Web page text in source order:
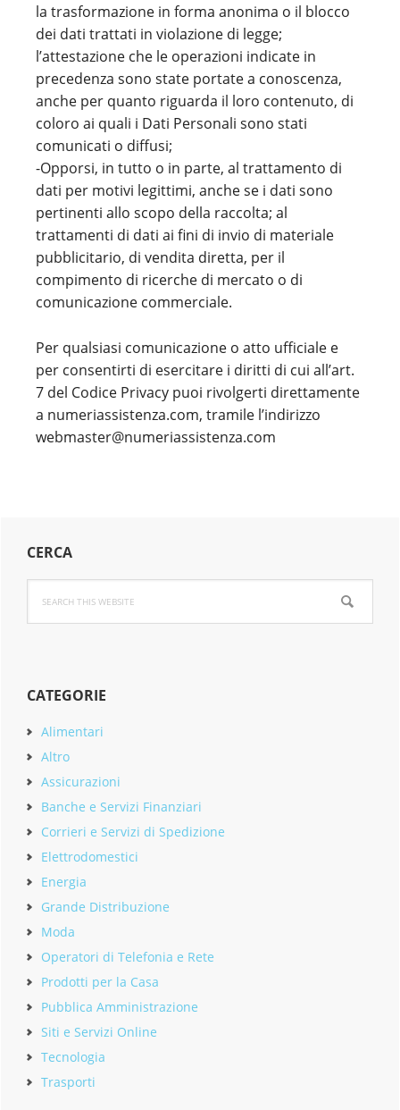
la trasformazione in forma anonima o il blocco
dei dati trattati in violazione di legge;
l’attestazione che le operazioni indicate in
precedenza sono state portate a conoscenza,
anche per quanto riguarda il loro contenuto, di
coloro ai quali i Dati Personali sono stati
comunicati o diffusi;
-Opporsi, in tutto o in parte, al trattamento di
dati per motivi legittimi, anche se i dati sono
pertinenti allo scopo della raccolta; al
trattamenti di dati ai fini di invio di materiale
pubblicitario, di vendita diretta, per il
compimento di ricerche di mercato o di
comunicazione commerciale.
Per qualsiasi comunicazione o atto ufficiale e
per consentirti di esercitare i diritti di cui all’art.
7 del Codice Privacy puoi rivolgerti direttamente
a numeriassistenza.com, tramile l’indirizzo
webmaster@numeriassistenza.com
Primary
Sidebar
CERCA
this
website
CATEGORIE
Alimentari
Altro
Assicurazioni
Banche e Servizi Finanziari
Corrieri e Servizi di Spedizione
Elettrodomestici
Energia
Grande Distribuzione
Moda
Operatori di Telefonia e Rete
Prodotti per la Casa
Pubblica Amministrazione
Siti e Servizi Online
Tecnologia
Trasporti